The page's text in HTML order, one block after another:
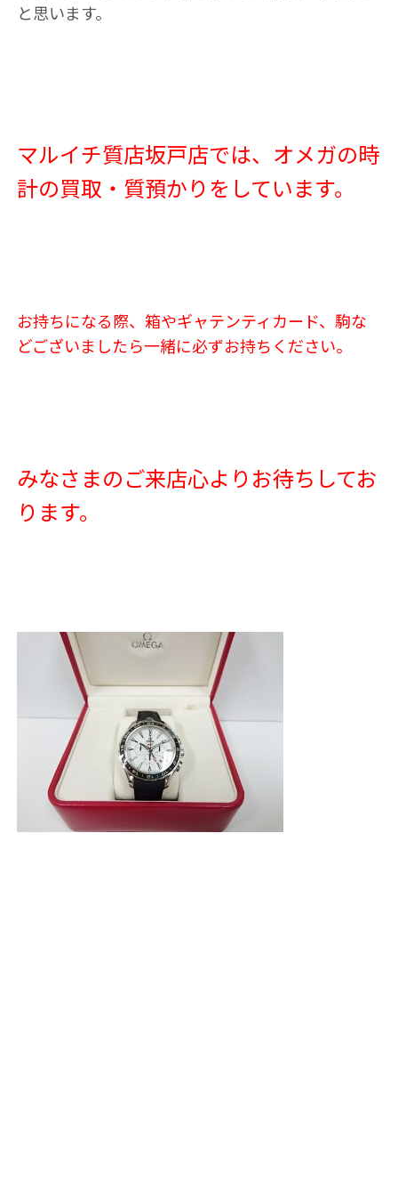
と思います。
マルイチ質店坂戸店では、オメガの時
計の買取・質預かりをしています。
お持ちになる際、箱やギャテンティカード、駒な
どございましたら一緒に必ずお持ちください。
みなさまのご来店心よりお待ちしてお
ります。